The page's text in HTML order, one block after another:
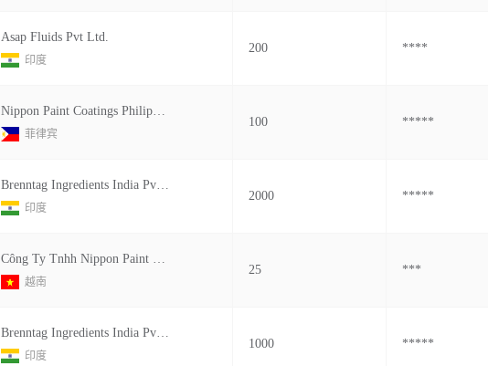
Asap Fluids Pvt Ltd.
印度
200 ****
Nippon Paint Coatings Philippines
菲律宾
100 *****
Brenntag Ingredients India Pvt.ltd.
印度
2000 *****
Công Ty Tnhh Nippon Paint Vĩnh Phúc
越南
25 ***
Brenntag Ingredients India Pvt.ltd.
印度
1000 *****